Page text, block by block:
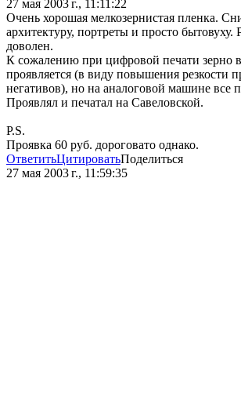
27 мая 2003 г., 11:11:22
Очень хорошая мелкозернистая пленка.
архитектуру, портреты и просто бытовуху.
доволен.
К сожалению при цифровой печати зерно
проявляется (в виду повышения резкости
негативов), но на аналоговой машине все
Проявлял и печатал на Савеловской.
P.S.
Проявка 60 руб. дороговато однако.
ОтветитьЦитироватьПоделиться
27 мая 2003 г., 11:59:35